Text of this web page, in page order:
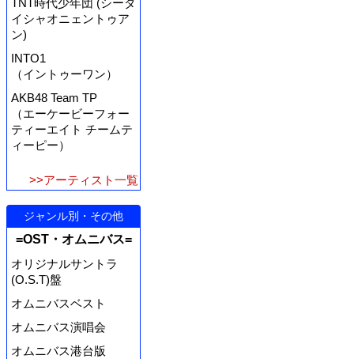
TNT時代少年団 (シーダ
イシャオニェントゥア
ン)
INTO1
（イントゥーワン）
AKB48 Team TP
（エーケービーフォー
ティーエイト チームテ
ィーピー）
>>アーティスト一覧
ジャンル別・その他
=OST・オムニバス=
オリジナルサントラ
(O.S.T)盤
オムニバスベスト
オムニバス演唱会
オムニバス港台版